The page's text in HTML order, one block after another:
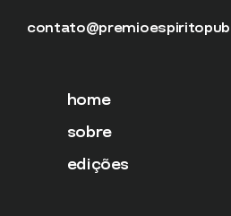
home
sobre
edições